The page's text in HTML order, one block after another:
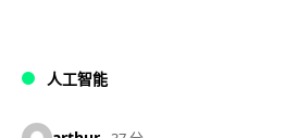
人工智能